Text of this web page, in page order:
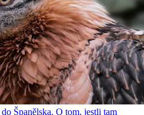
Španělska. O tom, jestli tam